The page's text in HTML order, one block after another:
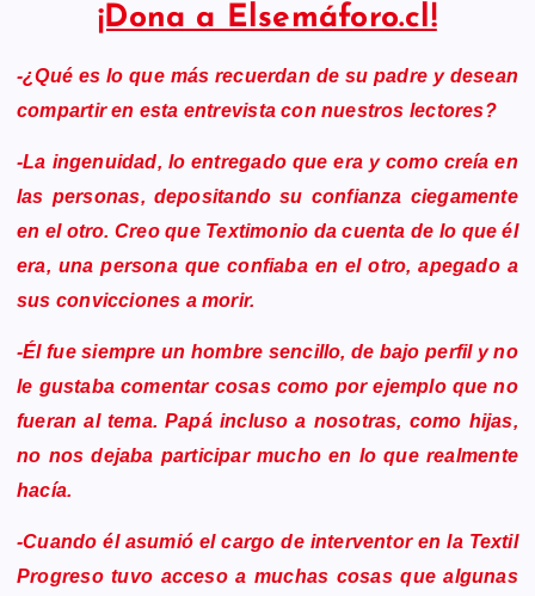
¡Dona a Elsemáforo.cl!
-¿Qué es lo que más recuerdan de su padre y desean
compartir en esta entrevista con nuestros lectores?
-La ingenuidad, lo entregado que era y como creía en
las personas, depositando su confianza ciegamente
en el otro. Creo que Textimonio da cuenta de lo que él
era, una persona que confiaba en el otro, apegado a
sus convicciones a morir.
-Él fue siempre un hombre sencillo, de bajo perfil y no
le gustaba comentar cosas como por ejemplo que no
fueran al tema. Papá incluso a nosotras, como hijas,
no nos dejaba participar mucho en lo que realmente
hacía.
-Cuando él asumió el cargo de interventor en la Textil
Progreso tuvo acceso a muchas cosas que algunas